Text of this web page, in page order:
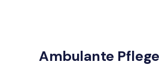
Ambulante